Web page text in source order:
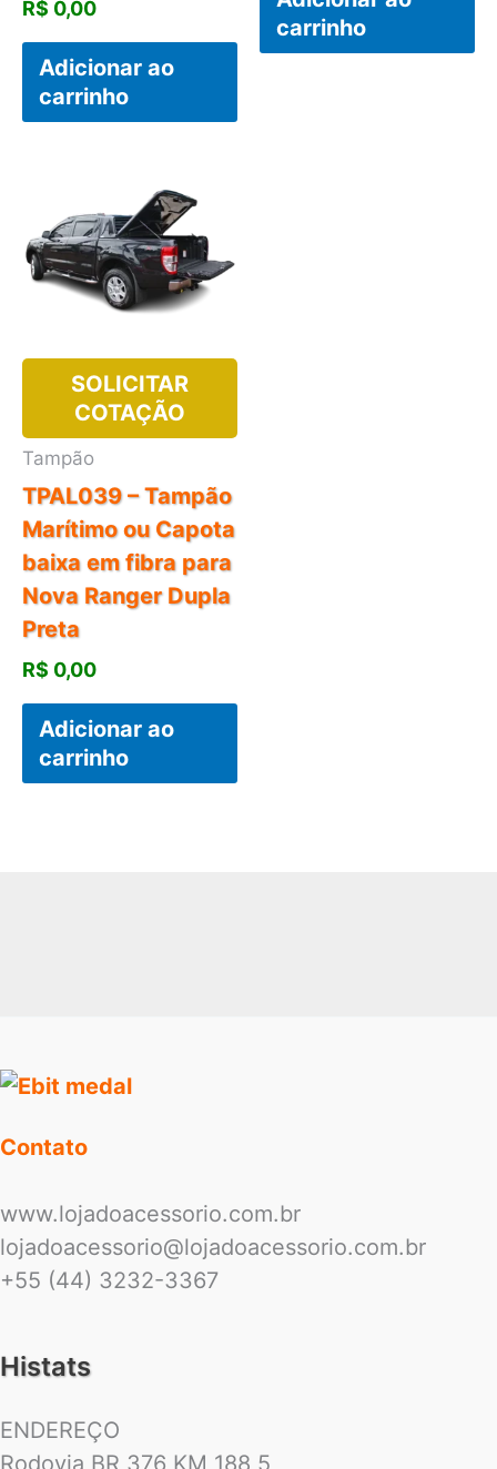
R$ 0,00
Adicionar ao
carrinho
carrinho
SOLICITAR
COTAÇÃO
Tampão
TPAL039 – Tampão
Marítimo ou Capota
baixa em fibra para
Nova Ranger Dupla
Preta
R$ 0,00
Adicionar ao
carrinho
Contato
www.lojadoacessorio.com.br
lojadoacessorio@lojadoacessorio.com.br
+55 (44) 3232-3367
Histats
ENDEREÇO
Rodovia BR 376 KM 188,5